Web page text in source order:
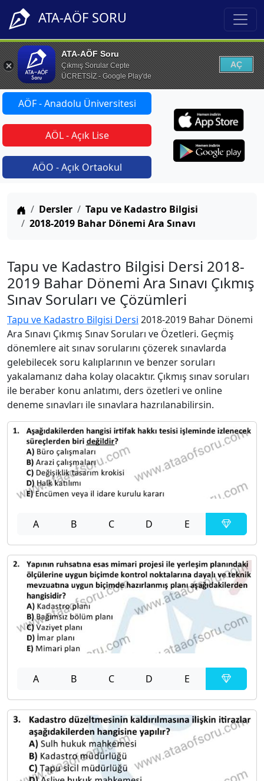
ATA-AÖF SORU
ATA-AÖF Soru
Çıkmış Sorular Cepte
ÜCRETSİZ - Google Play'de
AÇ
AÖF - Anadolu Üniversitesi
AÖL - Açık Lise
AÖO - Açık Ortaokul
Anasayfa
Dersler
Tapu ve Kadastro Bilgisi
2018-2019 Bahar Dönemi Ara Sınavı
Tapu ve Kadastro Bilgisi Dersi 2018-
2019 Bahar Dönemi Ara Sınavı Çıkmış
Sınav Soruları ve Çözümleri
Tapu ve Kadastro Bilgisi Dersi 2018-2019 Bahar Dönemi
Ara Sınavı Çıkmış Sınav Soruları ve Özetleri. Geçmiş
dönemlere ait sınav sorularını çözerek sınavlarda
gelebilecek soru kalıplarının ve benzer soruları
yakalamanız daha kolay olacaktır. Çıkmış sınav soruları
ile beraber konu anlatımı, ders özetleri ve online
deneme sınavları ile sınavlara hazrılanabilirsin.
A B C D E
A B C D E